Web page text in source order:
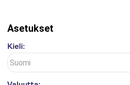
Asetukset
Kieli: